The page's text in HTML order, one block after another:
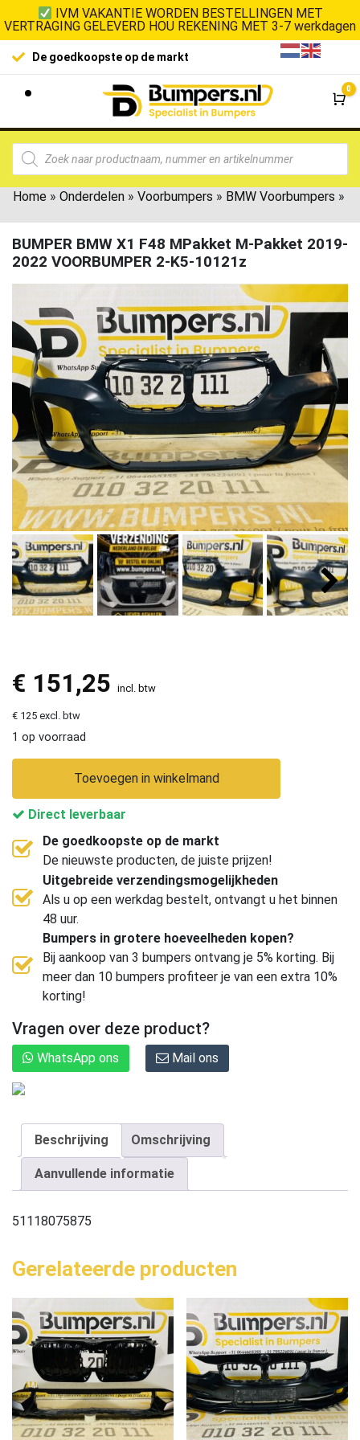
IVM VAKANTIE WORDEN BESTELLINGEN MET
VERTRAGING GELEVERD HOU REKENING MET 3-7 werkdagen
De goedkoopste op de markt
0
Home » Onderdelen » Voorbumpers » BMW Voorbumpers »
BUMPER BMW X1 F48 MPakket M-Pakket 2019-
2022 VOORBUMPER 2-K5-10121z
€ 151,25 incl. btw
€ 125 excl. btw
1 op voorraad
Toevoegen in winkelmand
Direct leverbaar
De goedkoopste op de markt
De nieuwste producten, de juiste prijzen!
Uitgebreide verzendingsmogelijkheden
Als u op een werkdag bestelt, ontvangt u het binnen
48 uur.
Bumpers in grotere hoeveelheden kopen?
Bij aankoop van 3 bumpers ontvang je 5% korting. Bij
meer dan 10 bumpers profiteer je van een extra 10%
korting!
Vragen over deze product?
WhatsApp ons Mail ons
Beschrijving Omschrijving
Aanvullende informatie
51118075875
Gerelateerde producten